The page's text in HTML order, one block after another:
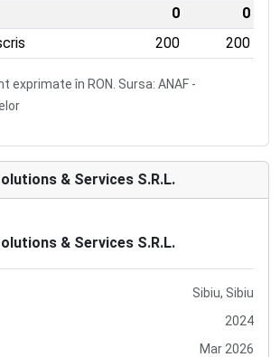
0
0
200 200
exprimate în RON. Sursa: ANAF -
& Services S.R.L.
& Services S.R.L.
Sibiu, Sibiu
2024
Mar 2026